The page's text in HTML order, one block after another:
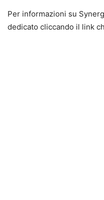
Per informazioni su
dedicato cliccando il link